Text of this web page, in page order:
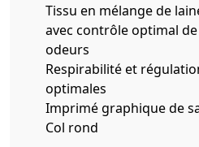
Tissu en mélange de
avec contrôle optimal
odeurs
Respirabilité et
optimales
Imprimé graphique de
Col rond